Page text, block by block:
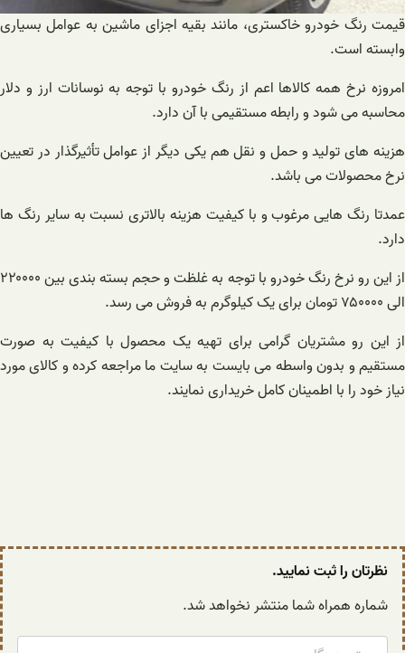
قیمت رنگ خودرو خاکستری، مانند بقیه اجزای ماشین به عوامل بسیاری
وابسته است.
امروزه نرخ همه کالاها اعم از رنگ خودرو با توجه به نوسانات ارز و دلار
محاسبه می شود و رابطه مستقیمی با آن دارد.
هزینه های تولید و حمل و نقل هم یکی دیگر از عوامل تأثیرگذار در تعیین
نرخ محصولات می باشد.
عمدتا رنگ هایی مرغوب و با کیفیت هزینه بالاتری نسبت به سایر رنگ ها
دارد.
از این رو نرخ رنگ خودرو با توجه به غلظت و حجم بسته ‌بندی‌ بین ۲۲۰۰۰۰
الی ۷۵۰۰۰۰ تومان برای یک کیلوگرم به فروش می رسد.
از این رو مشتریان گرامی برای تهیه یک محصول با کیفیت به صورت
مستقیم و بدون واسطه می بایست به سایت ما مراجعه کرده و کالای مورد
نیاز خود را با اطمینان کامل خریداری نمایند.
نظرتان را ثبت نمایید.
شماره همراه شما منتشر نخواهد شد.